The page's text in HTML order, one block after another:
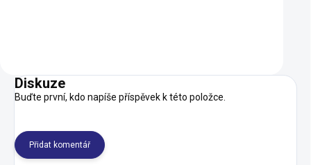
Diskuze
Buďte první, kdo napíše příspěvek k této položce.
Přidat komentář